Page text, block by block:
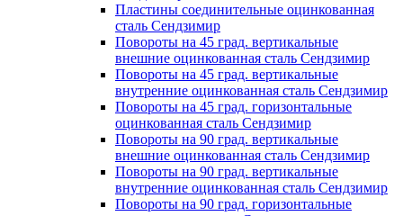
Пластины соединительные оцинкованная
сталь Сендзимир
Повороты на 45 град. вертикальные
внешние оцинкованная сталь Сендзимир
Повороты на 45 град. вертикальные
внутренние оцинкованная сталь Сендзимир
Повороты на 45 град. горизонтальные
оцинкованная сталь Сендзимир
Повороты на 90 град. вертикальные
внешние оцинкованная сталь Сендзимир
Повороты на 90 град. вертикальные
внутренние оцинкованная сталь Сендзимир
Повороты на 90 град. горизонтальные